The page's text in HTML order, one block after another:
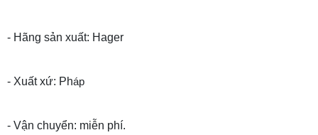
- Hãng sản xuất: Hager
- Xuất xứ: Pháp
- Vận chuyển: miễn phí.